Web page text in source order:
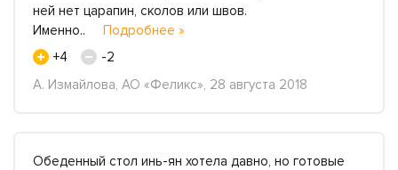
ней нет царапин, сколов или швов.
Именно.. Подробнее »
+4
-2
А. Измайлова, АО «Феликс», 28 августа 2018
Обеденный стол инь-ян хотела давно, но готовые